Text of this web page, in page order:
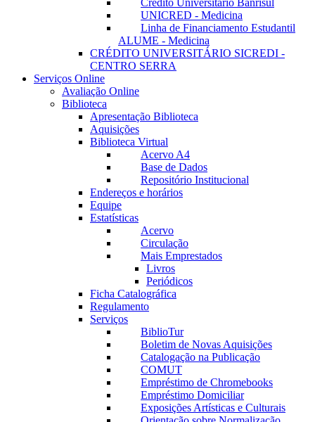
Crédito Universitário Banrisul
UNICRED - Medicina
Linha de Financiamento Estudantil
ALUME - Medicina
CRÉDITO UNIVERSITÁRIO SICREDI -
CENTRO SERRA
Serviços Online
Avaliação Online
Biblioteca
Apresentação Biblioteca
Aquisições
Biblioteca Virtual
Acervo A4
Base de Dados
Repositório Institucional
Endereços e horários
Equipe
Estatísticas
Acervo
Circulação
Mais Emprestados
Livros
Periódicos
Ficha Catalográfica
Regulamento
Serviços
BiblioTur
Boletim de Novas Aquisições
Catalogação na Publicação
COMUT
Empréstimo de Chromebooks
Empréstimo Domiciliar
Exposições Artísticas e Culturais